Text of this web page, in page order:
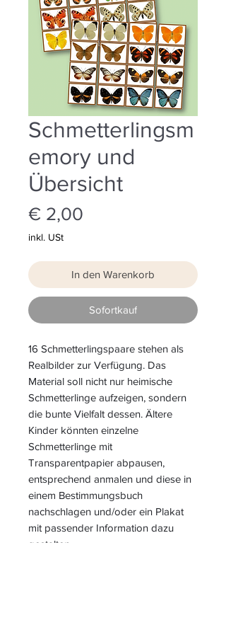
Schmetterlingsm
emory und
Übersicht
€ 2,00
inkl. USt
In den Warenkorb
Sofortkauf
16 Schmetterlingspaare stehen als
Realbilder zur Verfügung. Das
Material soll nicht nur heimische
Schmetterlinge aufzeigen, sondern
die bunte Vielfalt dessen. Ältere
Kinder könnten einzelne
Schmetterlinge mit
Transparentpapier abpausen,
entsprechend anmalen und diese in
einem Bestimmungsbuch
nachschlagen und/oder ein Plakat
mit passender Information dazu
gestalten.